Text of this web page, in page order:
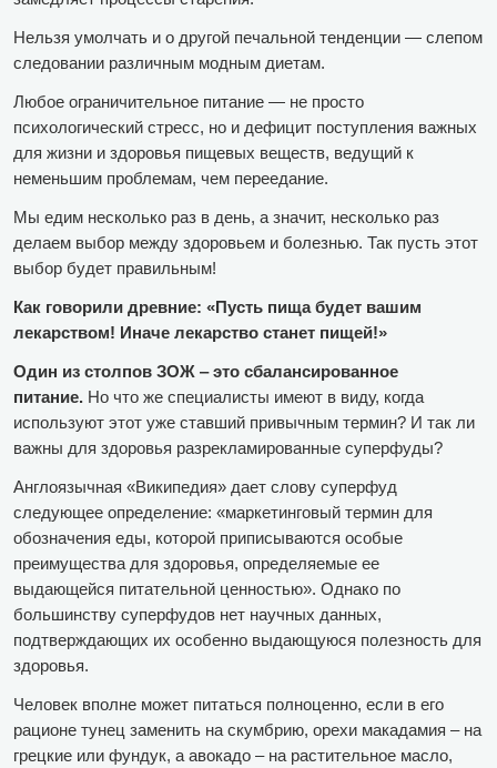
Нельзя умолчать и о другой печальной тенденции — слепом
следовании различным модным диетам.
Любое ограничительное питание — не просто
психологический стресс, но и дефицит поступления важных
для жизни и здоровья пищевых веществ, ведущий к
неменьшим проблемам, чем переедание.
Мы едим несколько раз в день, а значит, несколько раз
делаем выбор между здоровьем и болезнью. Так пусть этот
выбор будет правильным!
Как говорили древние: «Пусть пища будет вашим
лекарством! Иначе лекарство станет пищей!»
Один из столпов ЗОЖ ‒ это сбалансированное
питание. Но что же специалисты имеют в виду, когда
используют этот уже ставший привычным термин? И так ли
важны для здоровья разрекламированные суперфуды?
Англоязычная «Википедия» дает слову суперфуд
следующее определение: «маркетинговый термин для
обозначения еды, которой приписываются особые
преимущества для здоровья, определяемые ее
выдающейся питательной ценностью». Однако по
большинству суперфудов нет научных данных,
подтверждающих их особенно выдающуюся полезность для
здоровья.
Человек вполне может питаться полноценно, если в его
рационе тунец заменить на скумбрию, орехи макадамия – на
грецкие или фундук, а авокадо – на растительное масло,